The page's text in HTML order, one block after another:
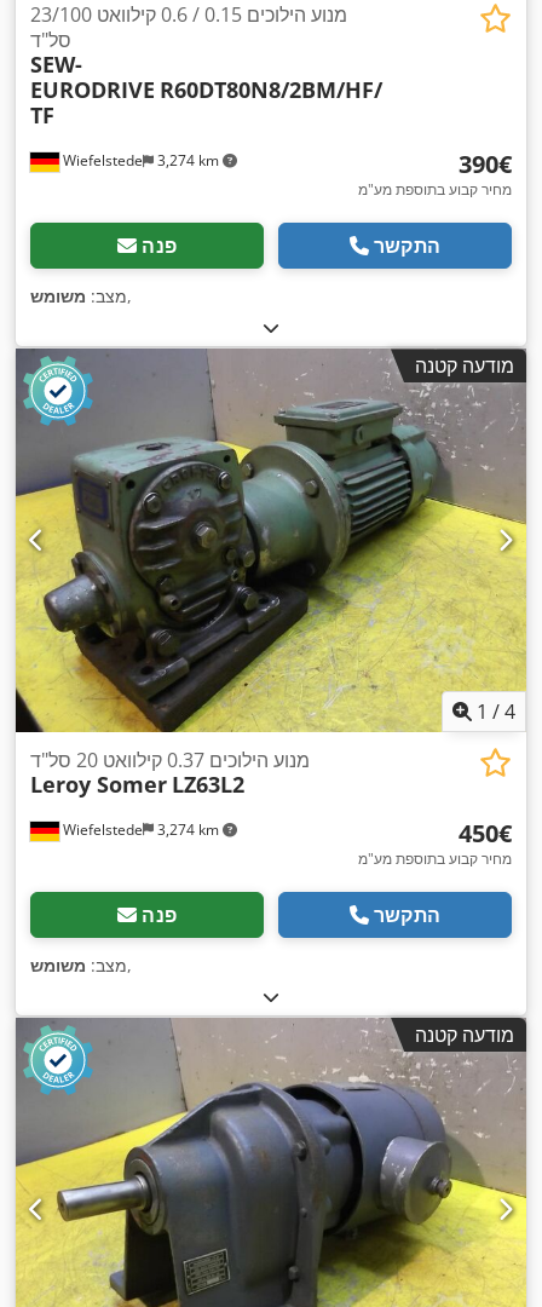
Wiefelstede 3,274 km
מנוע הילוכים 0.15 / 0.6 קילוואט 23/100
סל"ד
SEW-
EURODRIVE R60DT80N8/2BM/HF/
TF
‏390 ‏€
מחיר קבוע בתוספת מע"מ
פנה התקשר
מצב: משומש ,
מודעה קטנה
1 /4
Wiefelstede 3,274 km
מנוע הילוכים 0.37 קילוואט 20 סל"ד
Leroy Somer LZ63L2
‏450 ‏€
מחיר קבוע בתוספת מע"מ
פנה התקשר
מצב: משומש ,
מודעה קטנה